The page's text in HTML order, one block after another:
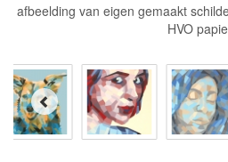
afbeelding van eigen gemaakt
HVO